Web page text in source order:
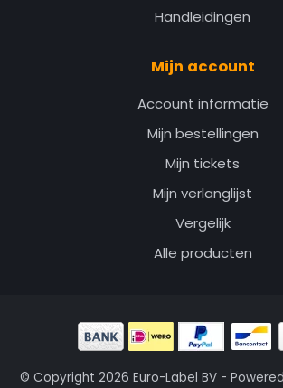
Handleidingen
Mijn account
Account informatie
Mijn bestellingen
Mijn tickets
Mijn verlanglijst
Vergelijk
Alle producten
© Copyright 2026 Euro-Label BV -